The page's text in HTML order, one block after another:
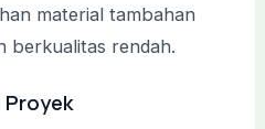
material tambahan
berkualitas rendah.
Proyek